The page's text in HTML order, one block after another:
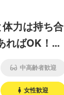
体力は持ち合
ればOK！経
中高齢者歓迎
女性歓迎